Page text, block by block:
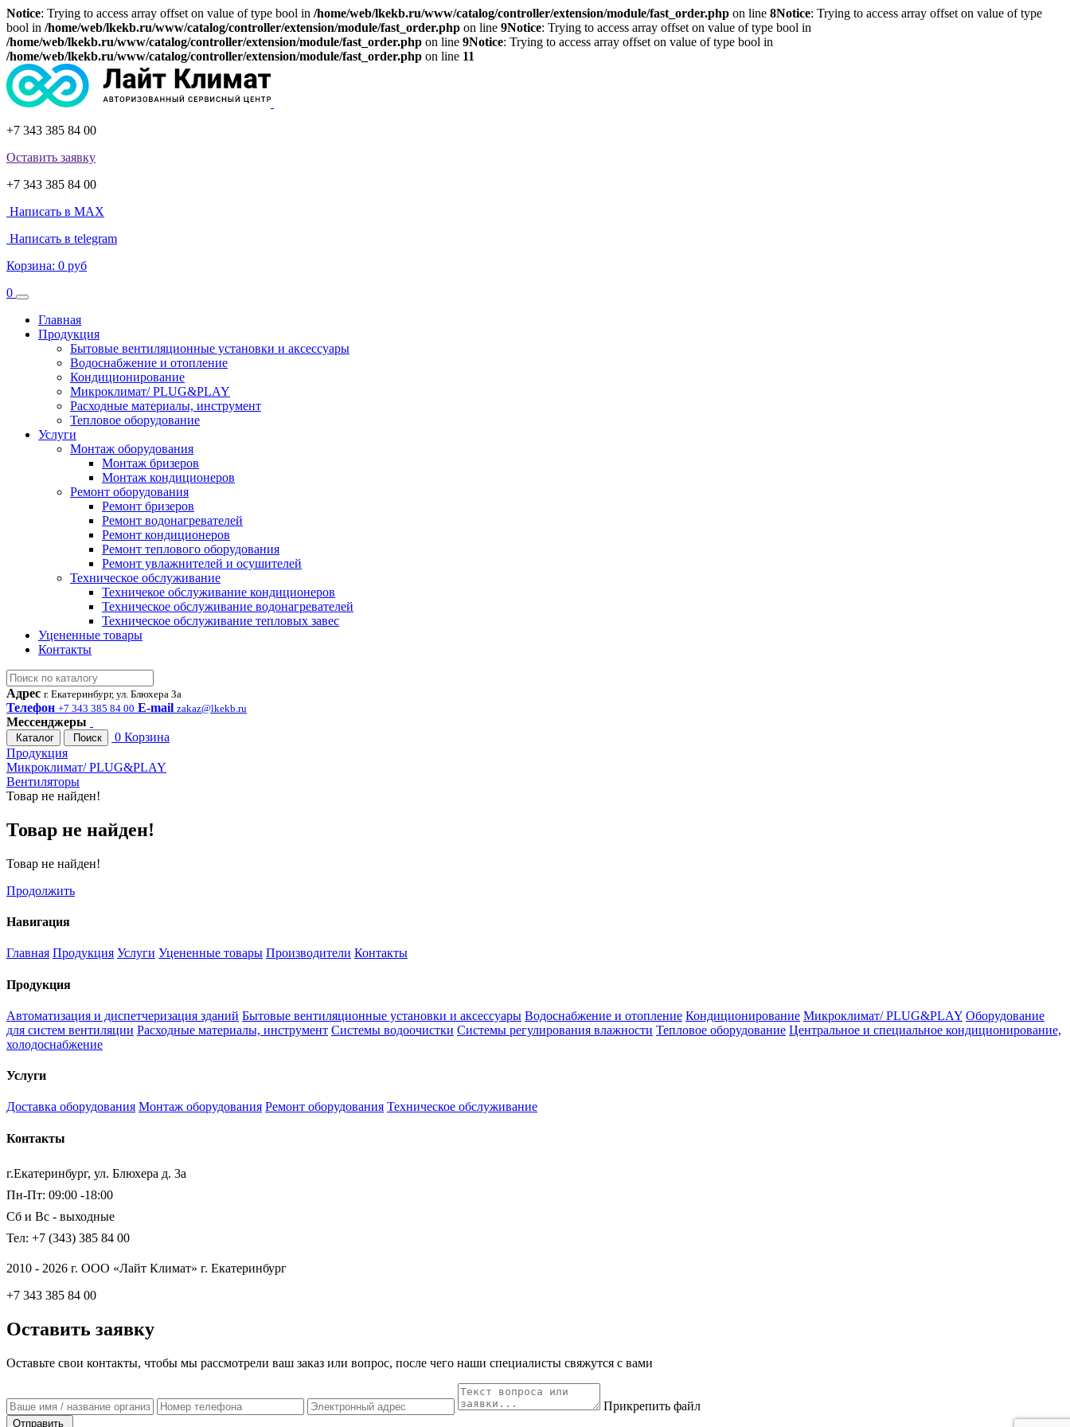
Notice: Trying to access array offset on value of type bool in /home/web/lkekb.ru/www/catalog/controller/extension/module/fast_order.php on line 8Notice: Trying to access array offset on value of type
bool in /home/web/lkekb.ru/www/catalog/controller/extension/module/fast_order.php on line 9Notice: Trying to access array offset on value of type bool in
/home/web/lkekb.ru/www/catalog/controller/extension/module/fast_order.php on line 9Notice: Trying to access array offset on value of type bool in
/home/web/lkekb.ru/www/catalog/controller/extension/module/fast_order.php on line 11
+7 343 385 84 00
Оставить заявку
+7 343 385 84 00
Написать в MAX
Написать в telegram
Корзина: 0 руб
0
Главная
Продукция
Бытовые вентиляционные установки и аксессуары
Водоснабжение и отопление
Кондиционирование
Микроклимат/ PLUG&PLAY
Расходные материалы, инструмент
Тепловое оборудование
Услуги
Монтаж оборудования
Монтаж бризеров
Монтаж кондиционеров
Ремонт оборудования
Ремонт бризеров
Ремонт водонагревателей
Ремонт кондиционеров
Ремонт теплового оборудования
Ремонт увлажнителей и осушителей
Техническое обслуживание
Техничекое обслуживание кондиционеров
Техническое обслуживание водонагревателей
Техническое обслуживание тепловых завес
Уцененные товары
Контакты
Адрес г. Екатеринбург, ул. Блюхера 3а
Телефон +7 343 385 84 00 E-mail zakaz@lkekb.ru
Мессенджеры
Каталог Поиск 0 Корзина
Продукция
Микроклимат/ PLUG&PLAY
Вентиляторы
Товар не найден!
Товар не найден!
Товар не найден!
Продолжить
Навигация
Главная Продукция Услуги Уцененные товары Производители Контакты
Продукция
Автоматизация и диспетчеризация зданий Бытовые вентиляционные установки и аксессуары Водоснабжение и отопление Кондиционирование Микроклимат/ PLUG&PLAY Оборудование
для систем вентиляции Расходные материалы, инструмент Системы водоочистки Системы регулирования влажности Тепловое оборудование Центральное и специальное кондиционирование,
холодоснабжение
Услуги
Доставка оборудования Монтаж оборудования Ремонт оборудования Техническое обслуживание
Контакты
г.Екатеринбург, ул. Блюхера д. 3а
Пн-Пт: 09:00 -18:00
Сб и Вс - выходные
Тел: +7 (343) 385 84 00
2010 - 2026 г. ООО «Лайт Климат» г. Екатеринбург
+7 343 385 84 00
Оставить заявку
Оставьте свои контакты, чтобы мы рассмотрели ваш заказ или вопрос, после чего наши специалисты свяжутся с вами
Прикрепить файл
Отправить